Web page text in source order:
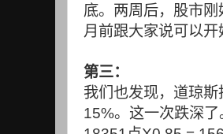
底。两周后，股市刚
月前跟大家说可以开
第三：
我们也发现，道琼
15%。这一次跌深